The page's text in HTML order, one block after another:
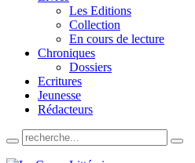
Les Editions
Collection
En cours de lecture
Chroniques
Dossiers
Ecritures
Jeunesse
Rédacteurs